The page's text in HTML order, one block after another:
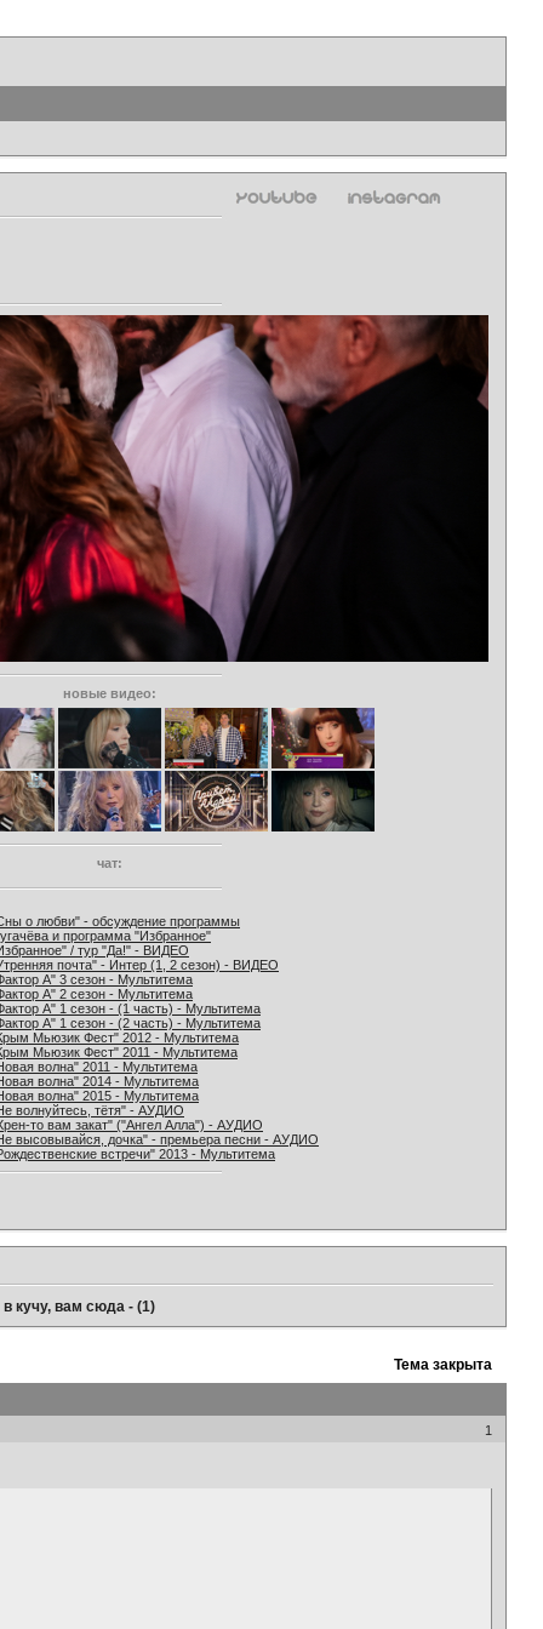
новые видео:
чат:
о любви" - обсуждение программы
и программа "Избранное"
/ тур "Да!" - ВИДЕО
почта" - Интер (1, 2 сезон) - ВИДЕО
А" 3 сезон - Мультитема
А" 2 сезон - Мультитема
А" 1 сезон - (1 часть) - Мультитема
А" 1 сезон - (2 часть) - Мультитема
Мьюзик Фест" 2012 - Мультитема
Мьюзик Фест" 2011 - Мультитема
волна" 2011 - Мультитема
волна" 2014 - Мультитема
волна" 2015 - Мультитема
волнуйтесь, тётя" - АУДИО
то вам закат" ("Ангел Алла") - АУДИО
высовывайся, дочка" - премьера песни - АУДИО
встречи" 2013 - Мультитема
кучу, вам сюда - (1)
Тема закрыта
1